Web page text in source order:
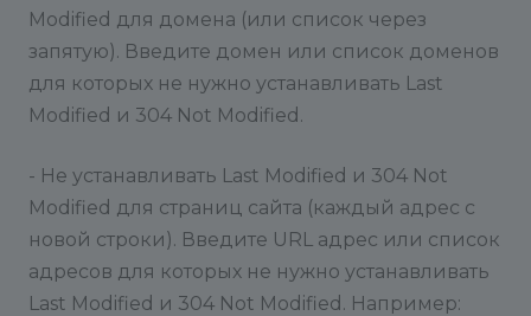
Modified для домена (или список через
запятую). Введите домен или список доменов
для которых не нужно устанавливать Last
Modified и 304 Not Modified.
- Не устанавливать Last Modified и 304 Not
Modified для страниц сайта (каждый адрес с
новой строки). Введите URL адрес или список
адресов для которых не нужно устанавливать
Last Modified и 304 Not Modified. Например: